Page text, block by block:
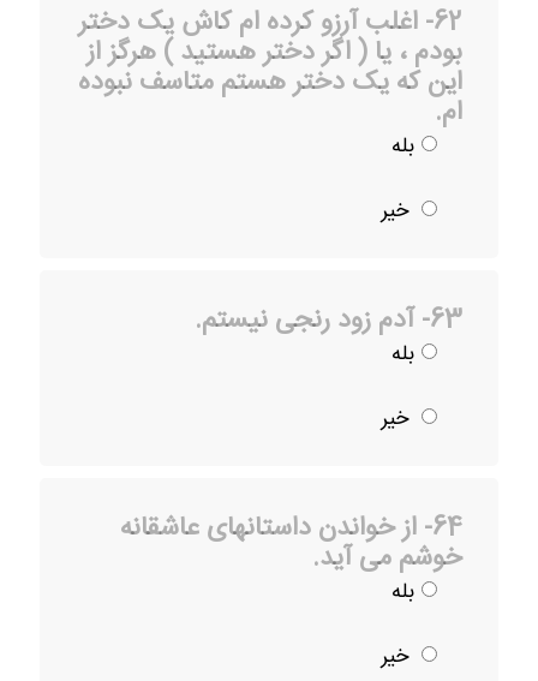
62- اغلب آرزو کرده ام کاش یک دختر
بودم ، یا ( اگر دختر هستید ) هرگز از
این که یک دختر هستم متاسف نبوده
ام.
بله
خیر
63- آدم زود رنجی نیستم.
بله
خیر
64- از خواندن داستانهای عاشقانه
خوشم می آید.
بله
خیر